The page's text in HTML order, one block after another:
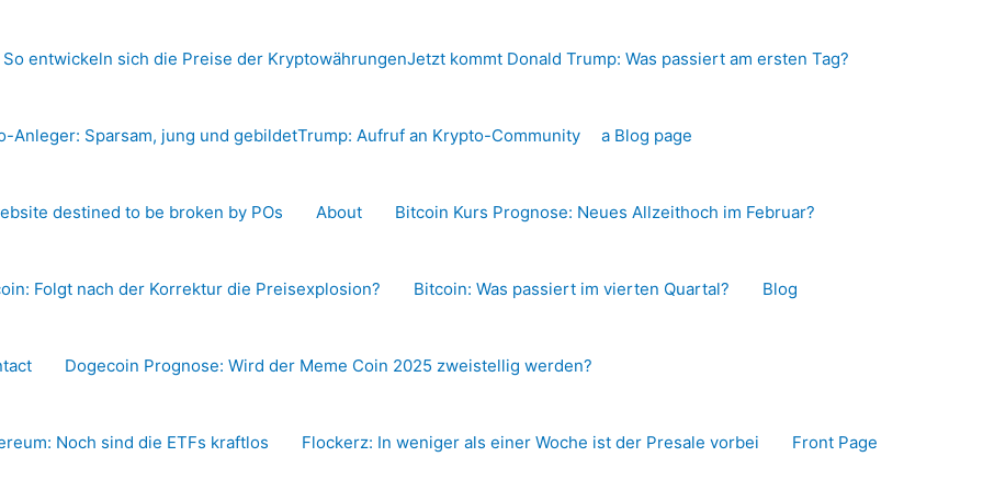
So entwickeln sich die Preise der KryptowährungenJetzt kommt Donald Trump: Was passiert am ersten Tag?
Anleger: Sparsam, jung und gebildetTrump: Aufruf an Krypto-Community a Blog page
destined to be broken by POs About Bitcoin Kurs Prognose: Neues Allzeithoch im Februar?
Folgt nach der Korrektur die Preisexplosion? Bitcoin: Was passiert im vierten Quartal? Blog
Dogecoin Prognose: Wird der Meme Coin 2025 zweistellig werden?
Noch sind die ETFs kraftlos Flockerz: In weniger als einer Woche ist der Presale vorbei Front Page